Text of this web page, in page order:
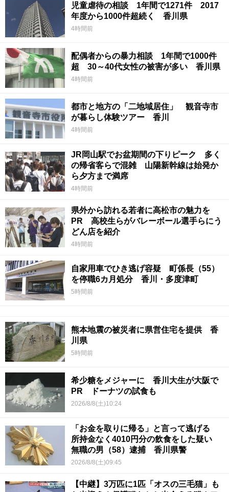
児童虐待の相談 1年間で1271件 2017
年度から1000件超続く 香川県
4時間前
配偶者からの暴力相談 1年間で1000件
超 30～40代女性の被害が多い 香川県
4時間前
都市と地方の「二地域居住」 観音寺市
が暮らし体験ツアー 香川
4時間前
JR岡山駅でお盆期間の下りピーク 多く
の帰省客らで混雑 山陽新幹線は始発か
ら夕方まで満席
4時間前
県外から訪れる若者に高松市の魅力を
PR 高校生らがバレーボール選手らにう
どん店を紹介
4時間前
自家用車でひき逃げ容疑 町係長（55）
を停職6カ月処分 香川・多度津町
5時間前
熊本地震の被災者に県営住宅を提供 香
川県
5時間前
希少糖をメジャーに 香川大生が大阪で
PR ドーナツの試食も
2026/8/8(土)10:24
「お金を取りに帰る」と言って逃げる
所持金なく4010円分の飲食をした疑い
無職の男（58）逮捕 香川県警
2026/8/8(土)09:45
【中継】3万匹に1匹「オスの三毛猫」も